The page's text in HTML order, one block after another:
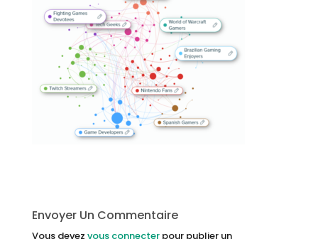
Envoyer Un Commentaire
Vous devez vous connecterpour publier un